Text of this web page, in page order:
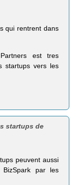
qui rentrent dans
est tres
startups vers les
startups de
peuvent aussi
BizSpark par les